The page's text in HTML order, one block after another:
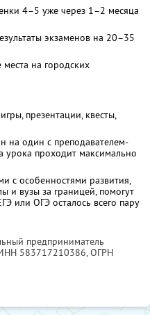
4–5 уже через 1–2 месяца
экзаменов на 20–35
на городских
презентации, квесты,
на один с преподавателем-
урока проходит максимально
с особенностями развития,
и вузы за границей, помогут
или ОГЭ осталось всего пару
предприниматель
583717210386, ОГРН